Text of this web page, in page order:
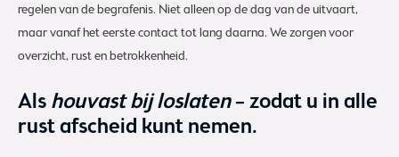
regelen van de begrafenis. Niet alleen op de dag van de uitvaart,
maar vanaf het eerste contact tot lang daarna. We zorgen voor
overzicht, rust en betrokkenheid.
Als houvast bij loslaten– zodat u in alle
rust afscheid kunt nemen.